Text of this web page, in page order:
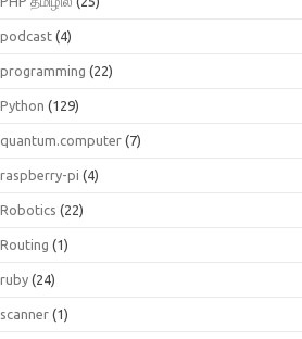
podcast (4)
programming (22)
Python (129)
quantum.computer (7)
raspberry-pi (4)
Robotics (22)
Routing (1)
ruby (24)
scanner (1)